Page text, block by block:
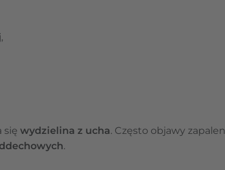
się wydzielina z ucha. Często objawy
.